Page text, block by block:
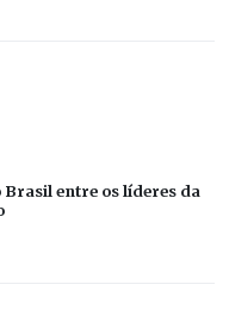
entre os líderes da